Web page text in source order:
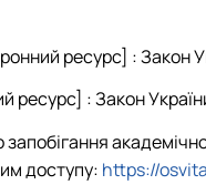
ресурс] : Закон
ресурс] : Закон
доступу: https://